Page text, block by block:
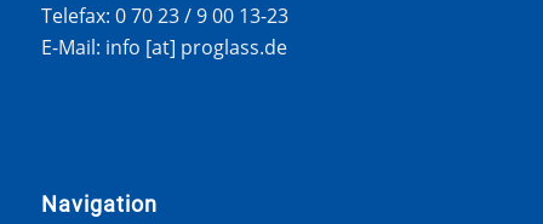
Telefax: 0 70 23 / 9 00 13-23
E-Mail: info [at] proglass.de
Navigation